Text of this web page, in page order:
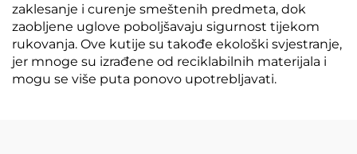
zaklesanje i curenje smeštenih predmeta, dok
zaobljene uglove poboljšavaju sigurnost tijekom
rukovanja. Ove kutije su takođe ekološki svjestranje,
jer mnoge su izrađene od reciklabilnih materijala i
mogu se više puta ponovo upotrebljavati.